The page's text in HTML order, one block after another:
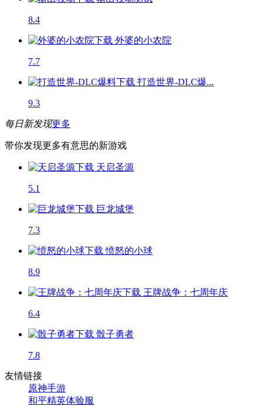
8.4
外婆的小农院
7.7
打造世界-DLC爆...
9.3
每日新发现更多
带你发现更多有意思的新游戏
天启圣源
5.1
巨龙城堡
7.3
愤怒的小球
8.9
王牌战争：七周年庆
6.4
骰子勇者
7.8
友情链接
原神手游
和平精英体验服